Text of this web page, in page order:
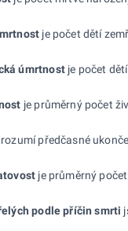
je počet dětí
úmrtnostje počet
je průměrný počet
rozumí předčasné
je průměrný
podle příčin smrti